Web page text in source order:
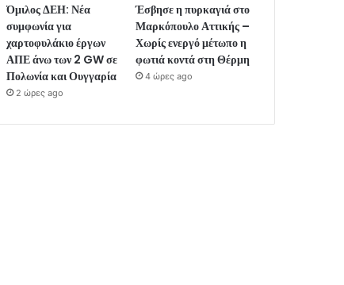
Όμιλος ΔΕΗ: Νέα
συμφωνία για
χαρτοφυλάκιο έργων
ΑΠΕ άνω των 2 GW σε
Πολωνία και Ουγγαρία
2 ώρες ago
Έσβησε η πυρκαγιά στο
Μαρκόπουλο Αττικής –
Χωρίς ενεργό μέτωπο η
φωτιά κοντά στη Θέρμη
4 ώρες ago